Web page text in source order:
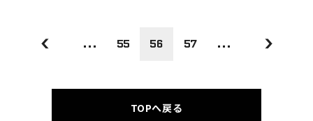
... 55 56 57 ...
TOPへ戻る